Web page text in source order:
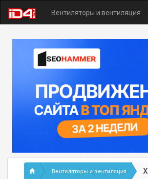
Вентиляторы и вентиляция
Вентиляторы и вентиляция